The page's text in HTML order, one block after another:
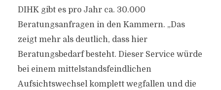
DIHK gibt es pro Jahr ca. 30.000
Beratungsanfragen in den Kammern. „Das
zeigt mehr als deutlich, dass hier
Beratungsbedarf besteht. Dieser Service würde
bei einem mittelstandsfeindlichen
Aufsichtswechsel komplett wegfallen und die